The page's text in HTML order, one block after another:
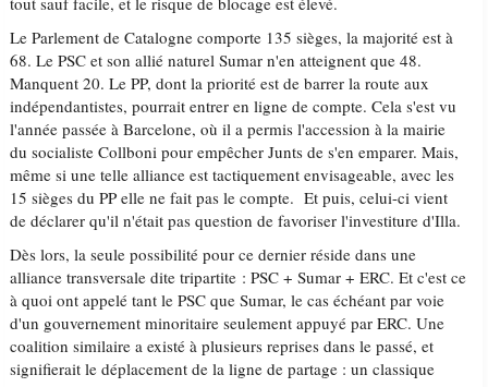
Le Parlement de Catalogne comporte 135 sièges, la majorité est à
68. Le PSC et son allié naturel Sumar n'en atteignent que 48.
Manquent 20. Le PP, dont la priorité est de barrer la route aux
indépendantistes, pourrait entrer en ligne de compte. Cela s'est vu
l'année passée à Barcelone, où il a permis l'accession à la mairie
du socialiste Collboni pour empêcher Junts de s'en emparer. Mais,
même si une telle alliance est tactiquement envisageable, avec les
15 sièges du PP elle ne fait pas le compte. Et puis, celui-ci vient
de déclarer qu'il n'était pas question de favoriser l'investiture d'Illa.
Dès lors, la seule possibilité pour ce dernier réside dans une
alliance transversale dite tripartite : PSC + Sumar + ERC. Et c'est ce
à quoi ont appelé tant le PSC que Sumar, le cas échéant par voie
d'un gouvernement minoritaire seulement appuyé par ERC. Une
coalition similaire a existé à plusieurs reprises dans le passé, et
signifierait le déplacement de la ligne de partage : un classique